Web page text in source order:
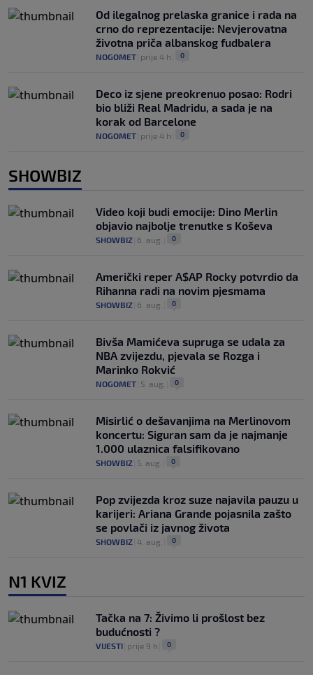
Od ilegalnog prelaska granice i rada na
crno do reprezentacije: Nevjerovatna
životna priča albanskog fudbalera
NOGOMET prije 4 h 0
Deco iz sjene preokrenuo posao: Rodri
bio bliži Real Madridu, a sada je na
korak od Barcelone
NOGOMET prije 4 h 0
SHOWBIZ
Video koji budi emocije: Dino Merlin
objavio najbolje trenutke s Koševa
SHOWBIZ 6. aug. 0
Američki reper A$AP Rocky potvrdio da
Rihanna radi na novim pjesmama
SHOWBIZ 6. aug. 0
Bivša Mamićeva supruga se udala za
NBA zvijezdu, pjevala se Rozga i
Marinko Rokvić
NOGOMET 5. aug. 0
Misirlić o dešavanjima na Merlinovom
koncertu: Siguran sam da je najmanje
1.000 ulaznica falsifikovano
SHOWBIZ 5. aug. 0
Pop zvijezda kroz suze najavila pauzu u
karijeri: Ariana Grande pojasnila zašto
se povlači iz javnog života
SHOWBIZ 4. aug. 0
N1 KVIZ
Tačka na 7: Živimo li prošlost bez
budućnosti ?
VIJESTI prije 9 h 0